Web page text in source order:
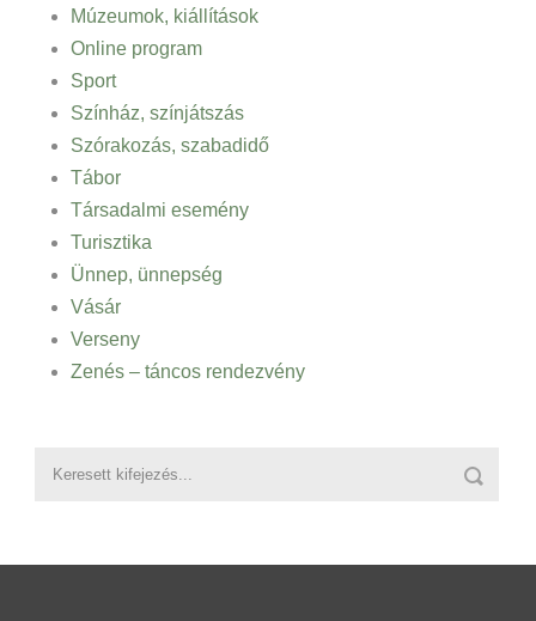
Múzeumok, kiállítások
Online program
Sport
Színház, színjátszás
Szórakozás, szabadidő
Tábor
Társadalmi esemény
Turisztika
Ünnep, ünnepség
Vásár
Verseny
Zenés – táncos rendezvény